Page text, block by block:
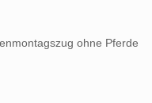
ohne Pferde